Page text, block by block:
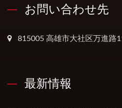
お問い合わせ先
815005 高雄市大社区万進路
最新情報